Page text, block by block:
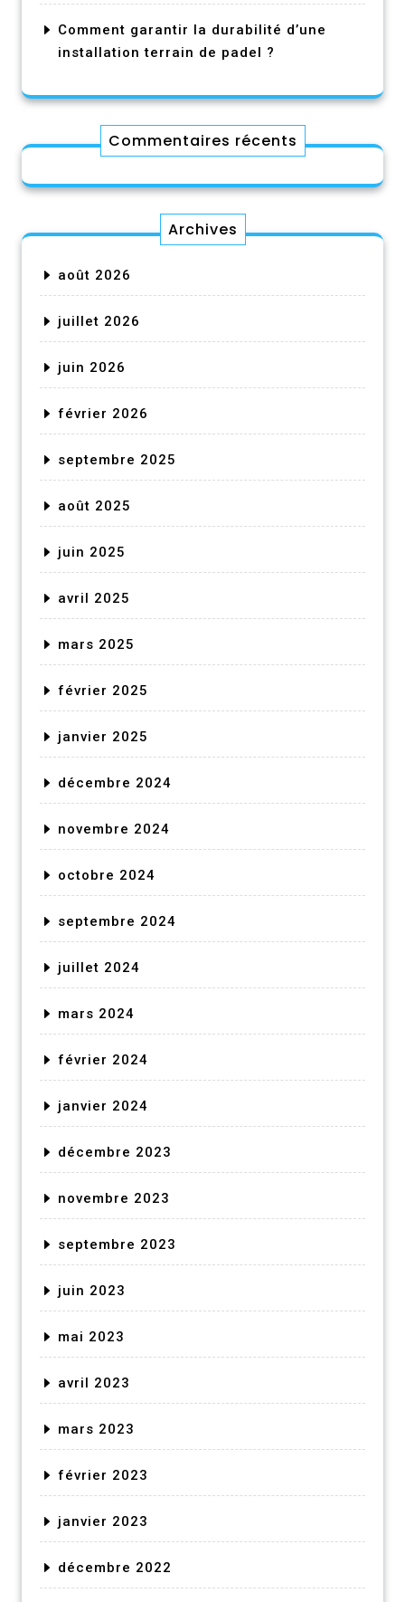
Comment garantir la durabilité d’une
installation terrain de padel ?
Commentaires récents
Archives
août 2026
juillet 2026
juin 2026
février 2026
septembre 2025
août 2025
juin 2025
avril 2025
mars 2025
février 2025
janvier 2025
décembre 2024
novembre 2024
octobre 2024
septembre 2024
juillet 2024
mars 2024
février 2024
janvier 2024
décembre 2023
novembre 2023
septembre 2023
juin 2023
mai 2023
avril 2023
mars 2023
février 2023
janvier 2023
décembre 2022